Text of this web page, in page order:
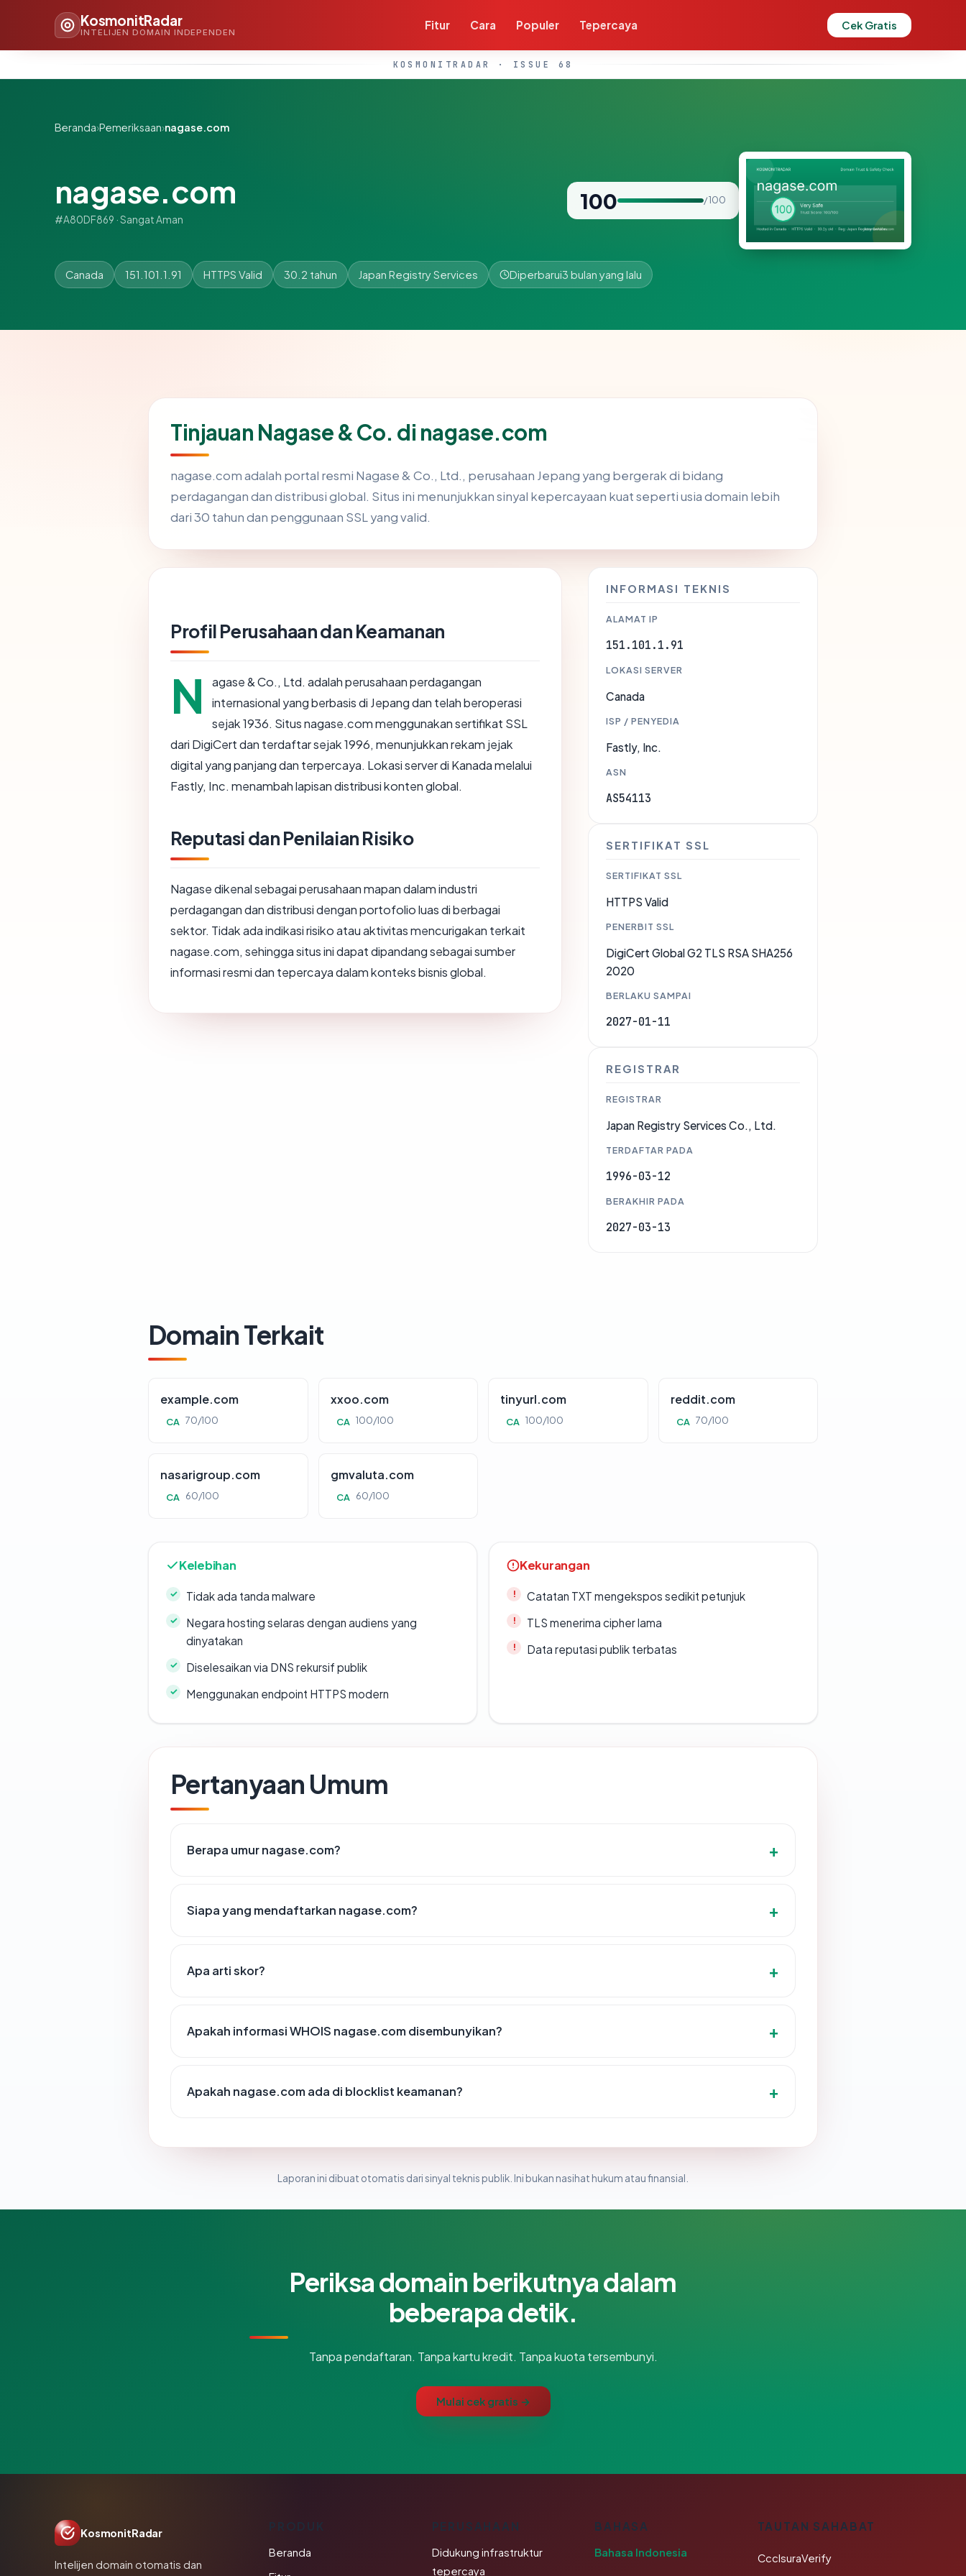
KosmonitRadar
INTELIJEN DOMAIN INDEPENDEN
Fitur Cara Populer Tepercaya Cek Gratis
KOSMONITRADAR · ISSUE 68
Beranda›Pemeriksaan›nagase.com
nagase.com
#A80DF869 · Sangat Aman
100 / 100
Canada 151.101.1.91 HTTPS Valid 30.2 tahun Japan Registry Services Diperbarui3 bulan yang lalu
Tinjauan Nagase & Co. di nagase.com
nagase.com adalah portal resmi Nagase & Co., Ltd., perusahaan Jepang yang bergerak di bidang
perdagangan dan distribusi global. Situs ini menunjukkan sinyal kepercayaan kuat seperti usia domain lebih
dari 30 tahun dan penggunaan SSL yang valid.
Profil Perusahaan dan Keamanan
N
agase & Co., Ltd. adalah perusahaan perdagangan
internasional yang berbasis di Jepang dan telah beroperasi
sejak 1936. Situs nagase.com menggunakan sertifikat SSL
dari DigiCert dan terdaftar sejak 1996, menunjukkan rekam jejak
digital yang panjang dan terpercaya. Lokasi server di Kanada melalui
Fastly, Inc. menambah lapisan distribusi konten global.
Reputasi dan Penilaian Risiko
Nagase dikenal sebagai perusahaan mapan dalam industri
perdagangan dan distribusi dengan portofolio luas di berbagai
sektor. Tidak ada indikasi risiko atau aktivitas mencurigakan terkait
nagase.com, sehingga situs ini dapat dipandang sebagai sumber
informasi resmi dan tepercaya dalam konteks bisnis global.
INFORMASI TEKNIS
ALAMAT IP
151.101.1.91
LOKASI SERVER
Canada
ISP / PENYEDIA
Fastly, Inc.
ASN
AS54113
SERTIFIKAT SSL
SERTIFIKAT SSL
HTTPS Valid
PENERBIT SSL
DigiCert Global G2 TLS RSA SHA256
2020
BERLAKU SAMPAI
2027-01-11
REGISTRAR
REGISTRAR
Japan Registry Services Co., Ltd.
TERDAFTAR PADA
1996-03-12
BERAKHIR PADA
2027-03-13
Domain Terkait
example.com
CA 70/100
xxoo.com
CA 100/100
tinyurl.com
CA 100/100
reddit.com
CA 70/100
nasarigroup.com
CA 60/100
gmvaluta.com
CA 60/100
Kelebihan
Tidak ada tanda malware
Negara hosting selaras dengan audiens yang
dinyatakan
Diselesaikan via DNS rekursif publik
Menggunakan endpoint HTTPS modern
Kekurangan
Catatan TXT mengekspos sedikit petunjuk
TLS menerima cipher lama
Data reputasi publik terbatas
Pertanyaan Umum
Berapa umur nagase.com?
Siapa yang mendaftarkan nagase.com?
Apa arti skor?
Apakah informasi WHOIS nagase.com disembunyikan?
Apakah nagase.com ada di blocklist keamanan?
Laporan ini dibuat otomatis dari sinyal teknis publik. Ini bukan nasihat hukum atau finansial.
Periksa domain berikutnya dalam
beberapa detik.
Tanpa pendaftaran. Tanpa kartu kredit. Tanpa kuota tersembunyi.
Mulai cek gratis →
KosmonitRadar
Intelijen domain otomatis dan
Beranda
PERUSAHAAN
Didukung infrastruktur
tepercaya
BAHASA
Bahasa Indonesia
TAUTAN SAHABAT
CcclsuraVerify